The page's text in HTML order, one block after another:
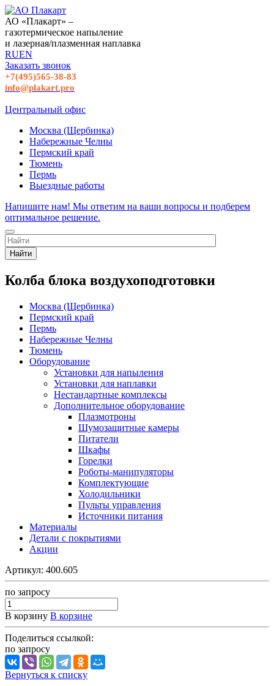
АО «Плакарт» –
газотермическое напыление
и лазерная/плазменная наплавка
RUEN
Заказать звонок
+7(495)565-38-83
info@plakart.pro
Центральный офис
Москва (Щербинка)
Набережные Челны
Пермский край
Тюмень
Пермь
Выездные работы
Напишите нам! Мы ответим на ваши вопросы и подберем
оптимальное решение.
Найти
Колба блока воздухоподготовки
Москва (Щербинка)
Пермский край
Пермь
Набережные Челны
Тюмень
Оборудование
Установки для напыления
Установки для наплавки
Нестандартные комплексы
Дополнительное оборудование
Плазмотроны
Шумозащитные камеры
Питатели
Шкафы
Горелки
Роботы-манипуляторы
Комплектующие
Холодильники
Пульты управления
Источники питания
Материалы
Детали с покрытиями
Акции
Артикул: 400.605
по запросу
В корзину В корзине
Поделиться ссылкой:
по запросу
Вернуться к списку